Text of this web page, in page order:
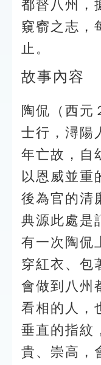
都督八州，
窺窬之志，
止。
故事內容
陶侃（西元
士行，潯陽
年亡故，自
以恩威並重
後為官的清
典源此處是
有一次陶侃
穿紅衣、包
會做到八州
看相的人，
垂直的指紋
貴、崇高，